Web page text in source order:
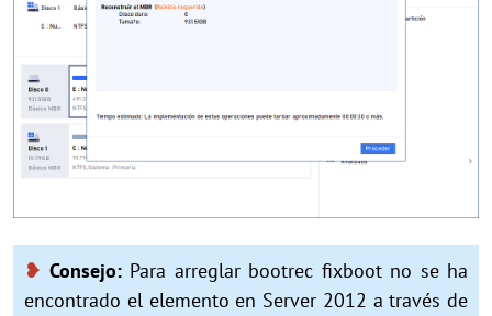
❥ Consejo: Para arreglar bootrec fixboot no se ha
encontrado el elemento en Server 2012 a través de